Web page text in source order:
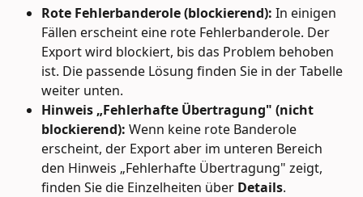
Rote Fehlerbanderole (blockierend): In einigen
Fällen erscheint eine rote Fehlerbanderole. Der
Export wird blockiert, bis das Problem behoben
ist. Die passende Lösung finden Sie in der Tabelle
weiter unten.
Hinweis „Fehlerhafte Übertragung" (nicht
blockierend): Wenn keine rote Banderole
erscheint, der Export aber im unteren Bereich
den Hinweis „Fehlerhafte Übertragung" zeigt,
finden Sie die Einzelheiten über Details.